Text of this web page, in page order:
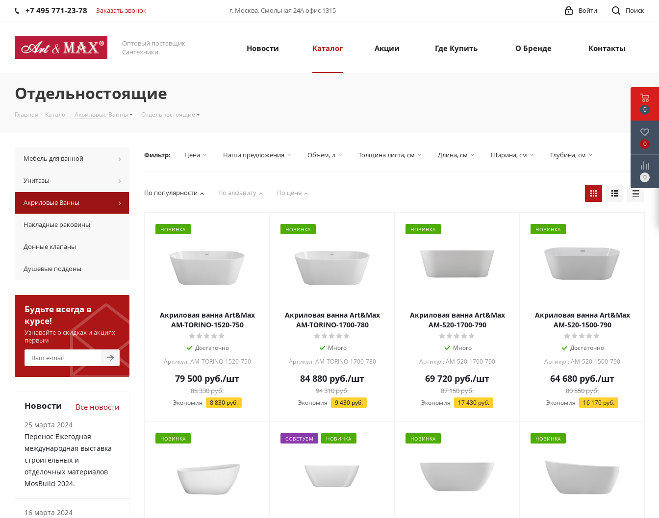
+7 495 771-23-78 Заказать звонок г. Москва, Смольная 24А офис 1315 Поиск
Войти
Оптовый поставщик
Сантехники.
Новости Каталог Акции Где Купить О Бренде Контакты
Отдельностоящие
Главная - Каталог - Акриловые Ванны - Отдельностоящие
Фильтр: Цена Наши предложения Объем, л Толщина листа, см Длина, см Ширина, см Глубина, см
По популярности По алфавиту По цене
НОВИНКА
Акриловая ванна Art&Max
AM-TORINO-1520-750
Достаточно
Артикул: AM-TORINO-1520-750
79 500 руб./шт
88 330руб.
Экономия 8 830руб.
НОВИНКА
Акриловая ванна Art&Max
AM-TORINO-1700-780
Много
Артикул: AM-TORINO-1700-780
84 880 руб./шт
94 310руб.
Экономия 9 430руб.
НОВИНКА
Акриловая ванна Art&Max
AM-520-1700-790
Много
Артикул: AM-520-1700-790
69 720 руб./шт
87 150руб.
Экономия 17 430 руб.
НОВИНКА
Акриловая ванна Art&Max
AM-520-1500-790
Достаточно
Артикул: AM-520-1500-790
64 680 руб./шт
80 850руб.
Экономия 16 170 руб.
НОВИНКА СОВЕТУЕМ НОВИНКА НОВИНКА НОВИНКА
Мебель для ванной
Унитазы
Акриловые Ванны
Накладные раковины
Донные клапаны
Душевые поддоны
Будьте всегда в
курсе!
Узнавайте о скидках и акциях
первым
Новости Все новости
25 марта 2024
Перенос Ежегодная
международная выставка
строительных и
отделочных материалов
MosBuild 2024.
16 марта 2024
0
0
0